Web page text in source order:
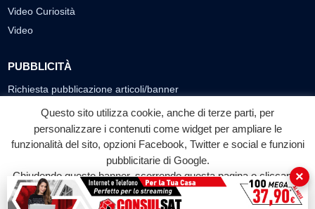
Video Curiosità
Video
PUBBLICITÀ
Richiesta pubblicazione articoli/banner
SEGUICI SUI SOCIAL
f
Facebook
◎ ▶
YouTube
Questo sito utilizza cookie, anche di terze parti, per
personalizzare i contenuti come widget per ampliare le
funzionalità del sito, opzioni Facebook, Twitter e social e funzioni
pubblicitarie di Google.
Chiudendo questo banner, scorrendo questa pagina o cliccando
su qualunque suo elemento acconsenti all'uso dei cookie.
×